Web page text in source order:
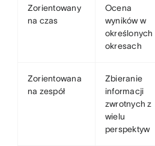
Zorientowany
na czas
Ocena
wyników w
określonych
okresach
Zorientowana
na zespół
Zbieranie
informacji
zwrotnych z
wielu
perspektyw